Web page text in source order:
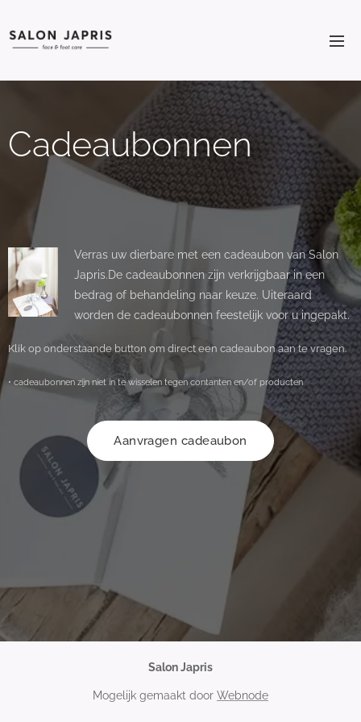
Cadeaubonnen
Verras uw dierbare met een cadeaubon van Salon
Japris.De cadeaubonnen zijn verkrijgbaar in een
bedrag of behandeling naar keuze. Uiteraard
worden de cadeaubonnen feestelijk voor u ingepakt.
Klik op onderstaande button om direct een cadeaubon aan te vragen.
• cadeaubonnen zijn niet in te wisselen tegen contanten en/of producten
Aanvragen cadeaubon
Salon Japris
Mogelijk gemaakt door Webnode